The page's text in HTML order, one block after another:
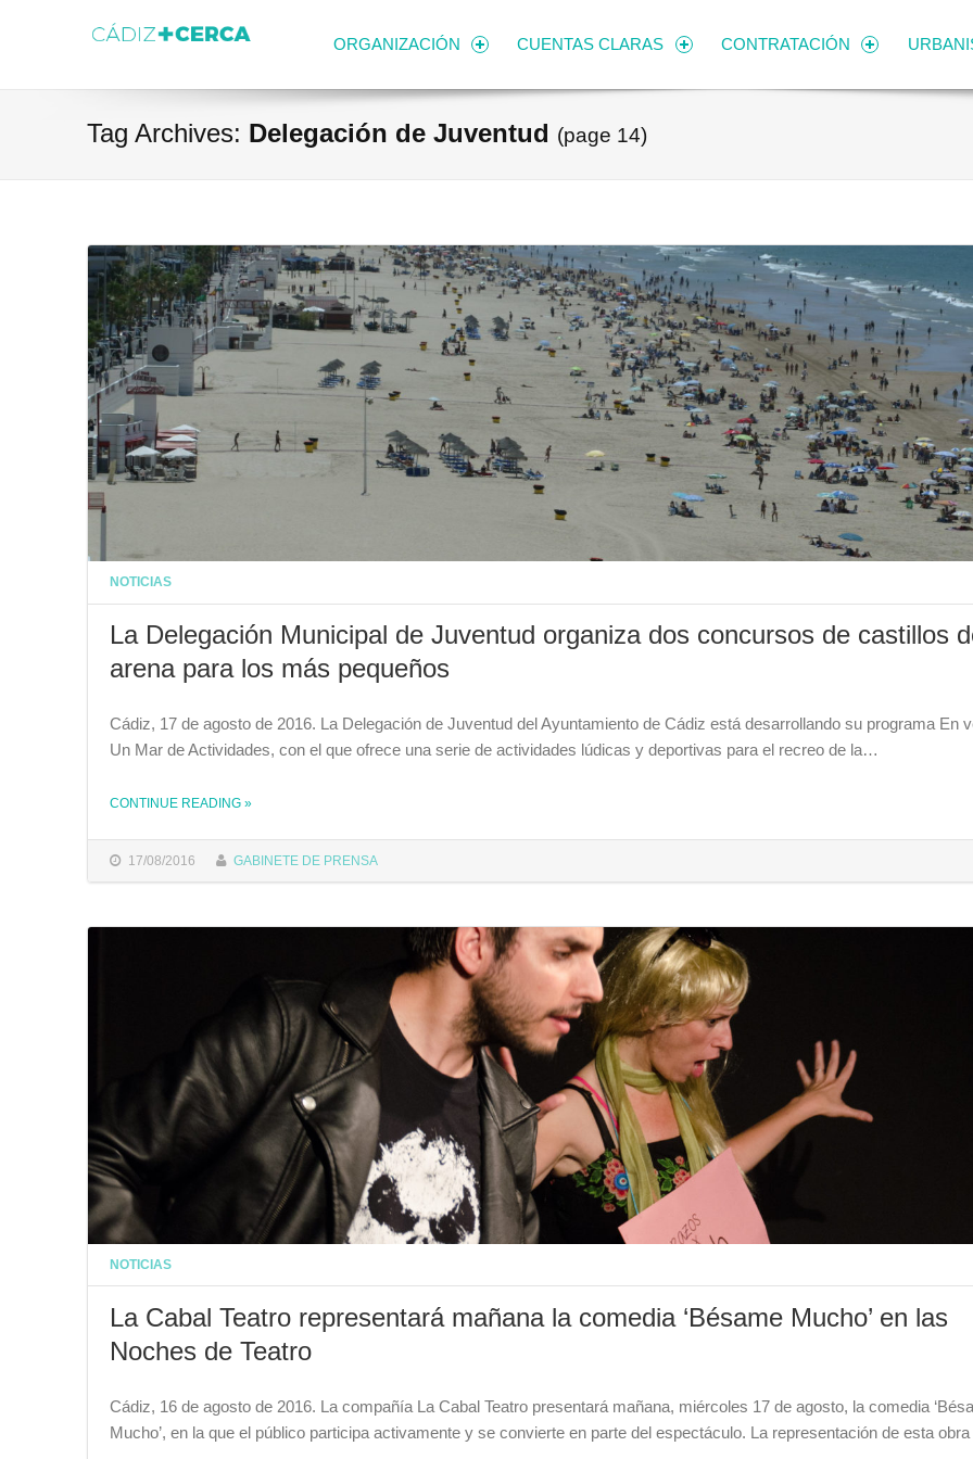
ORGANIZACIÓN CUENTAS CLARAS CONTRATACIÓN
Tag Archives: Delegación de Juventud (page 14)
NOTICIAS
La Delegación Municipal de Juventud organiza dos concursos de castillos
arena para los más pequeños
17/08/2016 GABINETE DE PRENSA
Cádiz, 17 de agosto de 2016. La Delegación de Juventud del Ayuntamiento de Cádiz está desarrollando su programa En
Un Mar de Actividades, con el que ofrece una serie de actividades lúdicas y deportivas para el recreo de la…
CONTINUE READING THE "LA DELEGACIÓN MUNICIPAL DE JUVENTUD ORGANIZA DOS CONCURSOS DE CASTILLOS DE ARENA PARA LOS MÁS PEQUEÑOS"
»
NOTICIAS
La Cabal Teatro representará mañana la comedia ‘Bésame Mucho’ en las
Noches de Teatro
Cádiz, 16 de agosto de 2016. La compañía La Cabal Teatro presentará mañana, miércoles 17 de agosto, la comedia
Mucho’, en la que el público participa activamente y se convierte en parte del espectáculo. La representación de esta